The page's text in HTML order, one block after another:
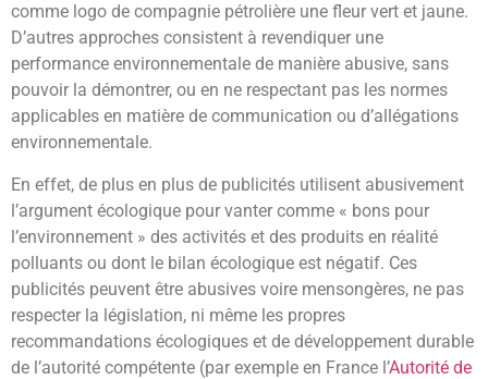
comme logo de compagnie pétrolière une fleur vert et jaune.
D’autres approches consistent à revendiquer une
performance environnementale de manière abusive, sans
pouvoir la démontrer, ou en ne respectant pas les normes
applicables en matière de communication ou d’allégations
environnementale.
En effet, de plus en plus de publicités utilisent abusivement
l’argument écologique pour vanter comme « bons pour
l’environnement » des activités et des produits en réalité
polluants ou dont le bilan écologique est négatif. Ces
publicités peuvent être abusives voire mensongères, ne pas
respecter la législation, ni même les propres
recommandations écologiques et de développement durable
de l’autorité compétente (par exemple en France l’Autorité de